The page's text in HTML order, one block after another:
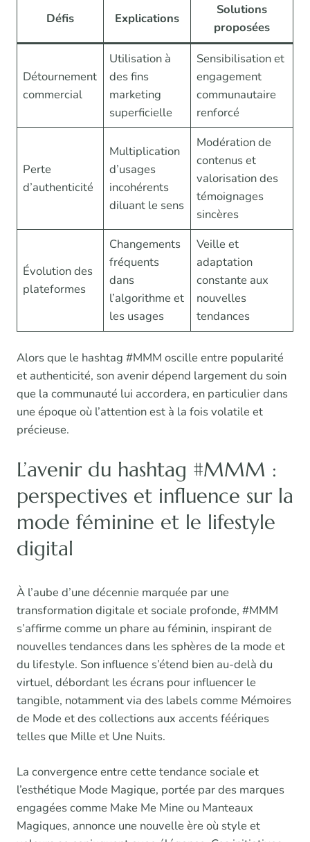
Défis Explications
Solutions
proposées
Détournement
commercial
Utilisation à
des fins
marketing
superficielle
Sensibilisation et
engagement
communautaire
renforcé
Perte
d’authenticité
Multiplication
d’usages
incohérents
diluant le sens
Modération de
contenus et
valorisation des
témoignages
sincères
Évolution des
plateformes
Changements
fréquents
dans
l’algorithme et
les usages
Veille et
adaptation
constante aux
nouvelles
tendances
Alors que le hashtag #MMM oscille entre popularité
et authenticité, son avenir dépend largement du soin
que la communauté lui accordera, en particulier dans
une époque où l’attention est à la fois volatile et
précieuse.
L’avenir du hashtag #MMM :
perspectives et influence sur la
mode féminine et le lifestyle
digital
À l’aube d’une décennie marquée par une
transformation digitale et sociale profonde, #MMM
s’affirme comme un phare au féminin, inspirant de
nouvelles tendances dans les sphères de la mode et
du lifestyle. Son influence s’étend bien au-delà du
virtuel, débordant les écrans pour influencer le
tangible, notamment via des labels comme Mémoires
de Mode et des collections aux accents féériques
telles que Mille et Une Nuits.
La convergence entre cette tendance sociale et
l’esthétique Mode Magique, portée par des marques
engagées comme Make Me Mine ou Manteaux
Magiques, annonce une nouvelle ère où style et